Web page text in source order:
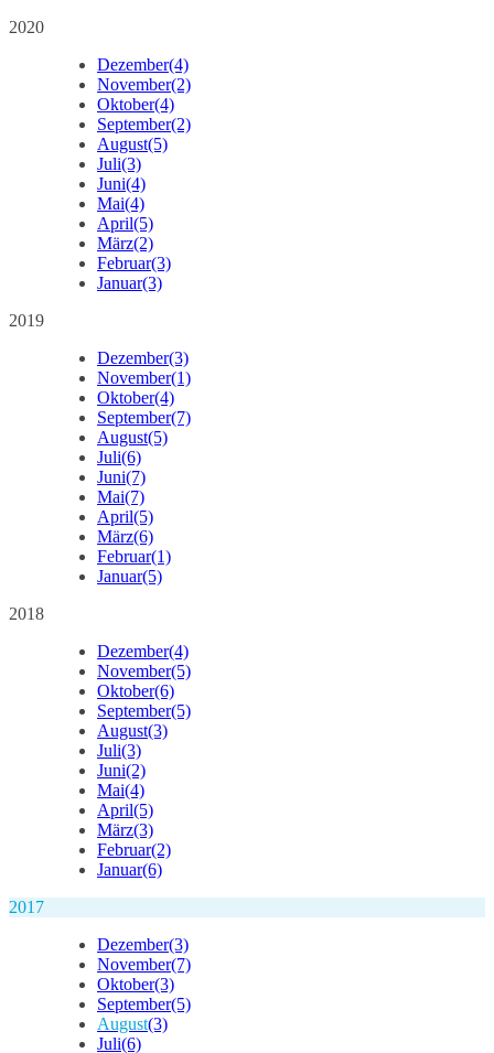
2020
Dezember(4)
November(2)
Oktober(4)
September(2)
August(5)
Juli(3)
Juni(4)
Mai(4)
April(5)
März(2)
Februar(3)
Januar(3)
2019
Dezember(3)
November(1)
Oktober(4)
September(7)
August(5)
Juli(6)
Juni(7)
Mai(7)
April(5)
März(6)
Februar(1)
Januar(5)
2018
Dezember(4)
November(5)
Oktober(6)
September(5)
August(3)
Juli(3)
Juni(2)
Mai(4)
April(5)
März(3)
Februar(2)
Januar(6)
2017
Dezember(3)
November(7)
Oktober(3)
September(5)
August(3)
Juli(6)